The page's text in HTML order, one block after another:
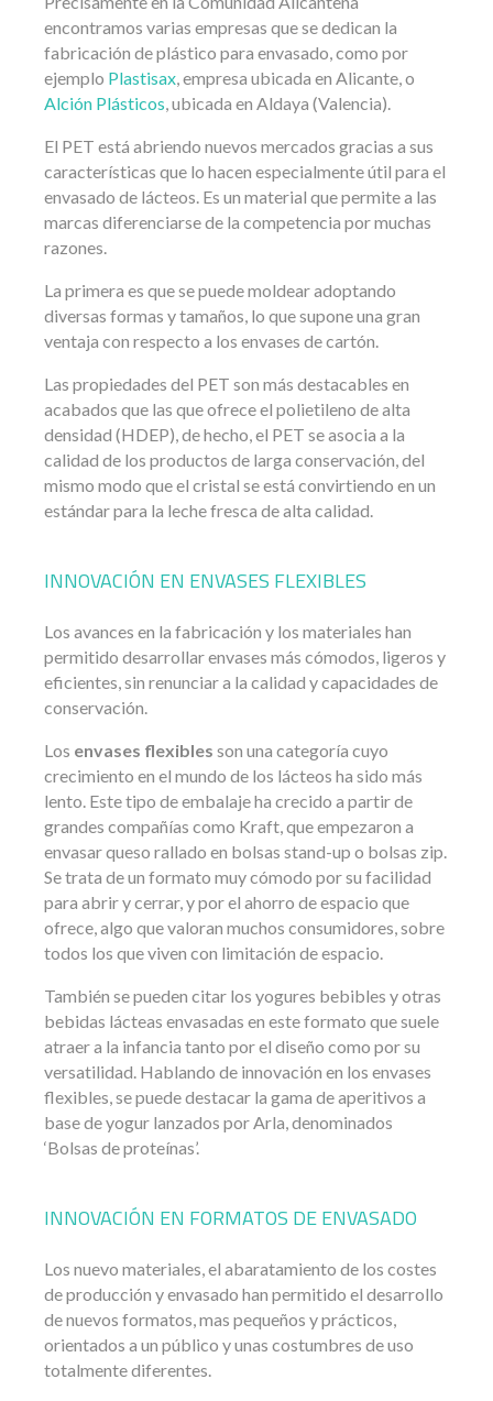
encontramos varias empresas que se dedican la
fabricación de plástico para envasado, como por
ejemplo Plastisax, empresa ubicada en Alicante, o
Alción Plásticos, ubicada en Aldaya (Valencia).
El PET está abriendo nuevos mercados gracias a sus
características que lo hacen especialmente útil para el
envasado de lácteos. Es un material que permite a las
marcas diferenciarse de la competencia por muchas
razones.
La primera es que se puede moldear adoptando
diversas formas y tamaños, lo que supone una gran
ventaja con respecto a los envases de cartón.
Las propiedades del PET son más destacables en
acabados que las que ofrece el polietileno de alta
densidad (HDEP), de hecho, el PET se asocia a la
calidad de los productos de larga conservación, del
mismo modo que el cristal se está convirtiendo en un
estándar para la leche fresca de alta calidad.
INNOVACIÓN EN ENVASES FLEXIBLES
Los avances en la fabricación y los materiales han
permitido desarrollar envases más cómodos, ligeros y
eficientes, sin renunciar a la calidad y capacidades de
conservación.
Los envases flexibles son una categoría cuyo
crecimiento en el mundo de los lácteos ha sido más
lento. Este tipo de embalaje ha crecido a partir de
grandes compañías como Kraft, que empezaron a
envasar queso rallado en bolsas stand-up o bolsas zip.
Se trata de un formato muy cómodo por su facilidad
para abrir y cerrar, y por el ahorro de espacio que
ofrece, algo que valoran muchos consumidores, sobre
todos los que viven con limitación de espacio.
También se pueden citar los yogures bebibles y otras
bebidas lácteas envasadas en este formato que suele
atraer a la infancia tanto por el diseño como por su
versatilidad. Hablando de innovación en los envases
flexibles, se puede destacar la gama de aperitivos a
base de yogur lanzados por Arla, denominados
‘Bolsas de proteínas’.
INNOVACIÓN EN FORMATOS DE ENVASADO
Los nuevo materiales, el abaratamiento de los costes
de producción y envasado han permitido el desarrollo
de nuevos formatos, mas pequeños y prácticos,
orientados a un público y unas costumbres de uso
totalmente diferentes.